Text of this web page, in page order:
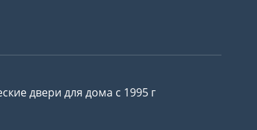
двери для дома с 1995 г